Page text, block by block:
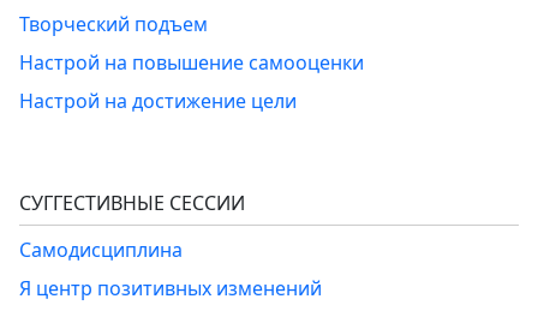
Творческий подъем
Настрой на повышение самооценки
Настрой на достижение цели
СУГГЕСТИВНЫЕ СЕССИИ
Самодисциплина
Я центр позитивных изменений